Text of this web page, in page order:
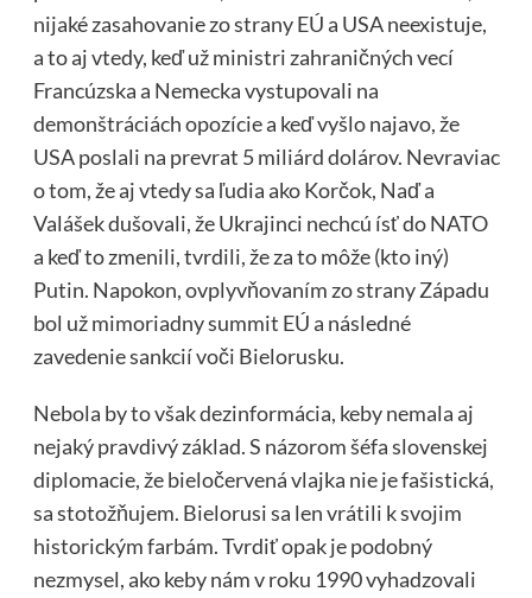
nijaké zasahovanie zo strany EÚ a USA neexistuje,
a to aj vtedy, keď už ministri zahraničných vecí
Francúzska a Nemecka vystupovali na
demonštráciách opozície a keď vyšlo najavo, že
USA poslali na prevrat 5 miliárd dolárov. Nevraviac
o tom, že aj vtedy sa ľudia ako Korčok, Naď a
Valášek dušovali, že Ukrajinci nechcú ísť do NATO
a keď to zmenili, tvrdili, že za to môže (kto iný)
Putin. Napokon, ovplyvňovaním zo strany Západu
bol už mimoriadny summit EÚ a následné
zavedenie sankcií voči Bielorusku.
Nebola by to však dezinformácia, keby nemala aj
nejaký pravdivý základ. S názorom šéfa slovenskej
diplomacie, že bieločervená vlajka nie je fašistická,
sa stotožňujem. Bielorusi sa len vrátili k svojim
historickým farbám. Tvrdiť opak je podobný
nezmysel, ako keby nám v roku 1990 vyhadzovali